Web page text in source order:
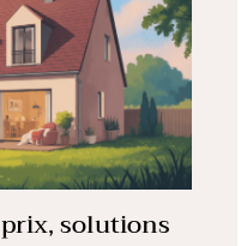
solutions